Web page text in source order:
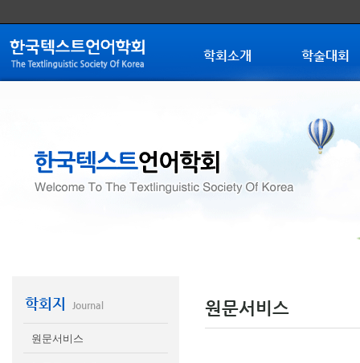
학회소개 학술대회
학회지 Journal
원문서비스
원문서비스